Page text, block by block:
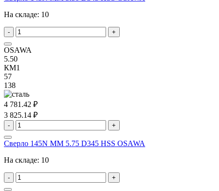
На складе: 10
- +
OSAWA
5.50
КМ1
57
138
4 781.42 ₽
3 825.14 ₽
- +
Сверло 145N MM 5.75 D345 HSS OSAWA
На складе: 10
- +